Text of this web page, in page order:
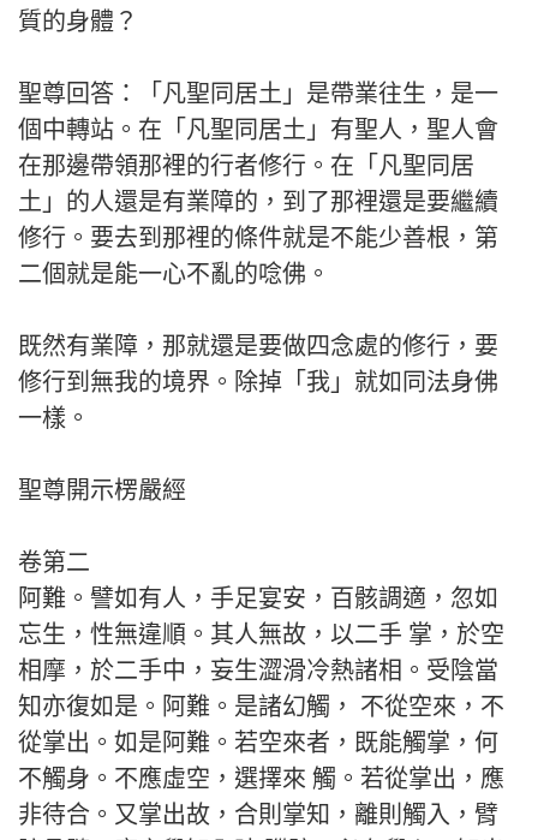
質的身體？
聖尊回答：「凡聖同居土」是帶業往生，是一
個中轉站。在「凡聖同居土」有聖人，聖人會
在那邊帶領那裡的行者修行。在「凡聖同居
土」的人還是有業障的，到了那裡還是要繼續
修行。要去到那裡的條件就是不能少善根，第
二個就是能一心不亂的唸佛。
既然有業障，那就還是要做四念處的修行，要
修行到無我的境界。除掉「我」就如同法身佛
一樣。
聖尊開示楞嚴經
卷第二
阿難。譬如有人，手足宴安，百骸調適，忽如
忘生，性無違順。其人無故，以二手 掌，於空
相摩，於二手中，妄生澀滑冷熱諸相。受陰當
知亦復如是。阿難。是諸幻觸， 不從空來，不
從掌出。如是阿難。若空來者，既能觸掌，何
不觸身。不應虛空，選擇來 觸。若從掌出，應
非待合。又掌出故，合則掌知，離則觸入，臂